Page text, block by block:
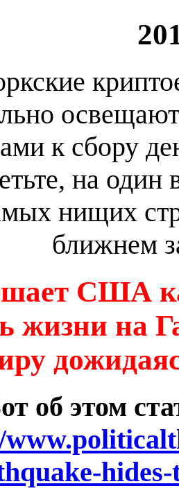
к сбору
на
нищих
ближнем
США
жизни на
об этом